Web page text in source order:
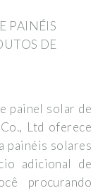
PAINÉIS
DE
painel solar de
Ltd oferece
painéis solares
adicional de
procurando